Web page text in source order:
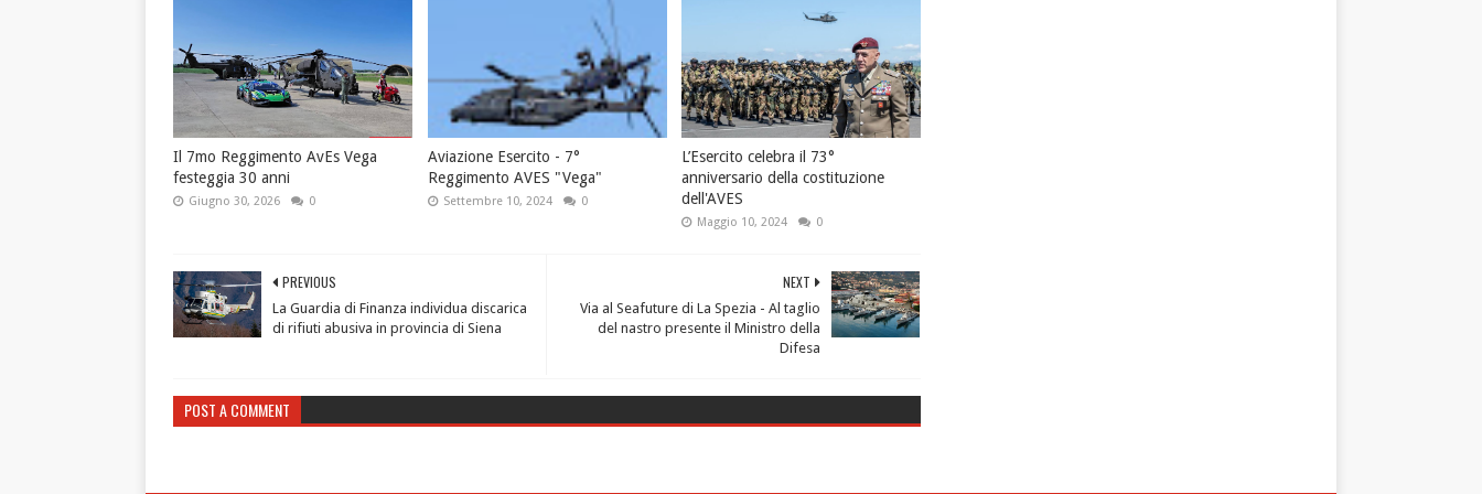
Il 7mo Reggimento AvEs Vega
festeggia 30 anni
Giugno 30, 2026 0
Aviazione Esercito - 7°
Reggimento AVES "Vega"
Settembre 10, 2024 0
L’Esercito celebra il 73°
anniversario della costituzione
dell'AVES
Maggio 10, 2024 0
NEXT
Via al Seafuture di La Spezia - Al taglio
del nastro presente il Ministro della
Difesa
PREVIOUS
La Guardia di Finanza individua discarica
di rifiuti abusiva in provincia di Siena
POST A COMMENT